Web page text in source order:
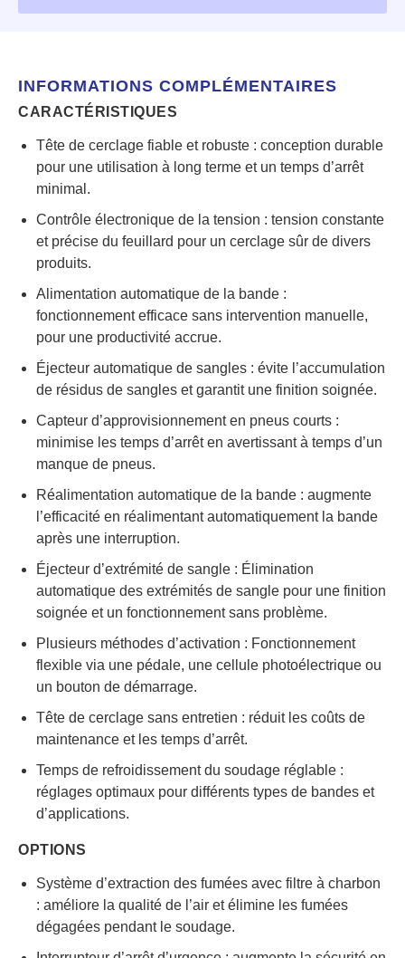
INFORMATIONS COMPLÉMENTAIRES
CARACTÉRISTIQUES
Tête de cerclage fiable et robuste : conception durable
pour une utilisation à long terme et un temps d’arrêt
minimal.
Contrôle électronique de la tension : tension constante
et précise du feuillard pour un cerclage sûr de divers
produits.
Alimentation automatique de la bande :
fonctionnement efficace sans intervention manuelle,
pour une productivité accrue.
Éjecteur automatique de sangles : évite l’accumulation
de résidus de sangles et garantit une finition soignée.
Capteur d’approvisionnement en pneus courts :
minimise les temps d’arrêt en avertissant à temps d’un
manque de pneus.
Réalimentation automatique de la bande : augmente
l’efficacité en réalimentant automatiquement la bande
après une interruption.
Éjecteur d’extrémité de sangle : Élimination
automatique des extrémités de sangle pour une finition
soignée et un fonctionnement sans problème.
Plusieurs méthodes d’activation : Fonctionnement
flexible via une pédale, une cellule photoélectrique ou
un bouton de démarrage.
Tête de cerclage sans entretien : réduit les coûts de
maintenance et les temps d’arrêt.
Temps de refroidissement du soudage réglable :
réglages optimaux pour différents types de bandes et
d’applications.
OPTIONS
Système d’extraction des fumées avec filtre à charbon
: améliore la qualité de l’air et élimine les fumées
dégagées pendant le soudage.